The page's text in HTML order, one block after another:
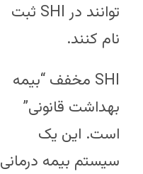
توانند در SHI ثبت
نام کنند.
SHI مخفف “بیمه
بهداشت قانونی”
است. این یک
سیستم بیمه درمانی